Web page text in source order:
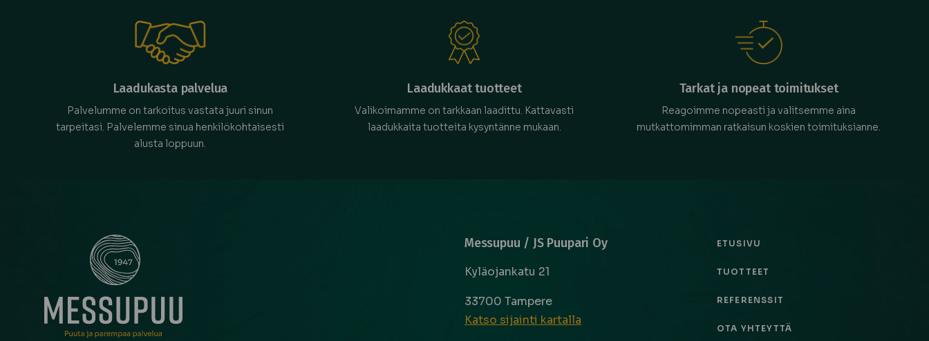
Laadukasta palvelua
Palvelumme on tarkoitus vastata juuri sinun
tarpeitasi. Palvelemme sinua henkilökohtaisesti
alusta loppuun.
Laadukkaat tuotteet
Valikoimamme on tarkkaan laadittu. Kattavasti
laadukkaita tuotteita kysyntänne mukaan.
Tarkat ja nopeat toimitukset
Reagoimme nopeasti ja valitsemme aina
mutkattomimman ratkaisun koskien toimituksianne.
Messupuu / JS Puupari Oy
Kyläojankatu 21
33700 Tampere
Katso sijainti kartalla
ETUSIVU
TUOTTEET
REFERENSSIT
OTA YHTEYTTÄ